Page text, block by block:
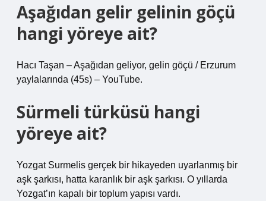
Aşağıdan gelir gelinin göçü
hangi yöreye ait?
Hacı Taşan – Aşağıdan geliyor, gelin göçü / Erzurum
yaylalarında (45s) – YouTube.
Sürmeli türküsü hangi
yöreye ait?
Yozgat Surmelis gerçek bir hikayeden uyarlanmış bir
aşk şarkısı, hatta karanlık bir aşk şarkısı. O yıllarda
Yozgat’ın kapalı bir toplum yapısı vardı.